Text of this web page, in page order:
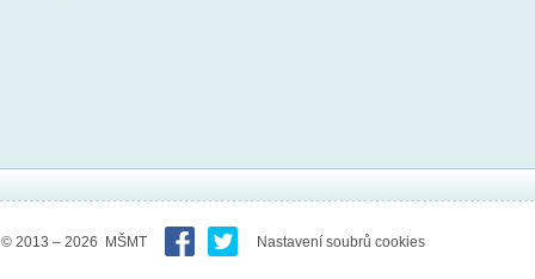
© 2013 – 2026 MŠMT Nastavení soubrů cookies